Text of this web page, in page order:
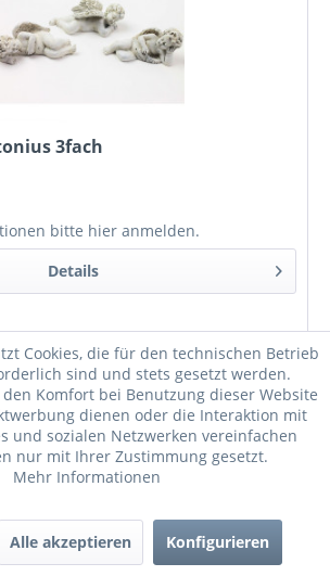
3fach
bitte hier anmelden.
Details
Cookies, die für den technischen Betrieb
sind und stets gesetzt werden.
den Komfort bei Benutzung dieser Website
dienen oder die Interaktion mit
und sozialen Netzwerken vereinfachen
nur mit Ihrer Zustimmung gesetzt.
Mehr Informationen
Alle akzeptieren Konfigurieren